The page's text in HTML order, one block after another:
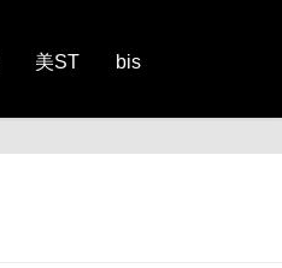
美ST bis